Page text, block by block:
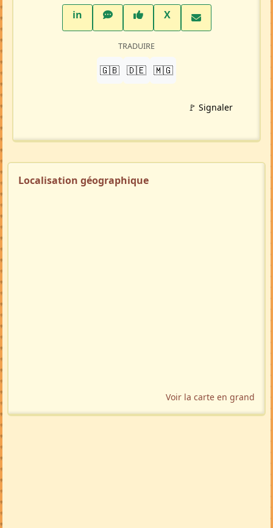
inLinkedInWhatsAppFacebook
XTwitter X
TRADUIRE
🇬🇧 🇩🇪 🇲🇬
🚩 Signaler
Localisation géographique
Voir la carte en grand